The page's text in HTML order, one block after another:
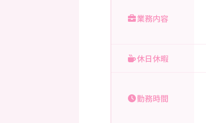
業務内容
休日休暇
勤務時間